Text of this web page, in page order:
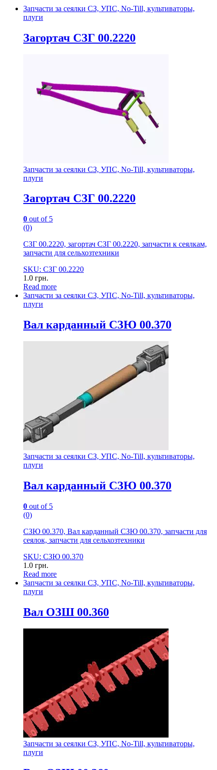
Запчасти за сеялки СЗ, УПС, No-Till, культиваторы,
плуги
Загортач СЗГ 00.2220
Запчасти за сеялки СЗ, УПС, No-Till, культиваторы,
плуги
Загортач СЗГ 00.2220
0 out of 5
(0)
СЗГ 00.2220, загортач СЗГ 00.2220, запчасти к сеялкам,
запчасти для сельхозтехники
SKU: СЗГ 00.2220
1.0 грн.
Read more
Запчасти за сеялки СЗ, УПС, No-Till, культиваторы,
плуги
Вал карданный СЗЮ 00.370
Запчасти за сеялки СЗ, УПС, No-Till, культиваторы,
плуги
Вал карданный СЗЮ 00.370
0 out of 5
(0)
СЗЮ 00.370, Вал карданный СЗЮ 00.370, запчасти для
сеялок, запчасти для сельхозтехники
SKU: СЗЮ 00.370
1.0 грн.
Read more
Запчасти за сеялки СЗ, УПС, No-Till, культиваторы,
плуги
Вал ОЗШ 00.360
Запчасти за сеялки СЗ, УПС, No-Till, культиваторы,
плуги